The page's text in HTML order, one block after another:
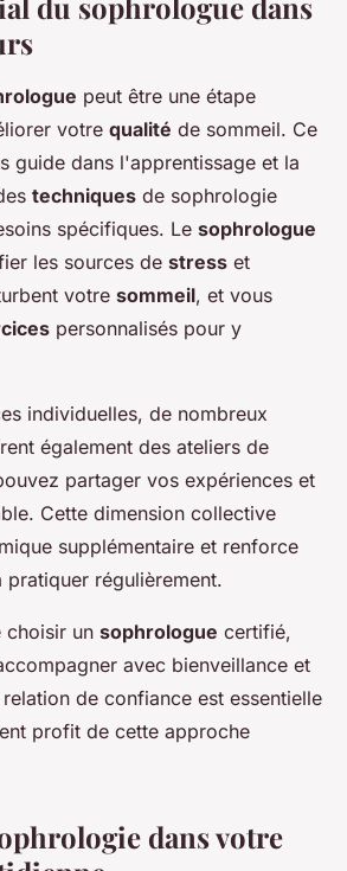
peut être une étape
votre qualité de sommeil. Ce
guide dans l'apprentissage et la
techniques de sophrologie
spécifiques. Le sophrologue
les sources de stress et
votre sommeil, et vous
personnalisés pour y
individuelles, de nombreux
également des ateliers de
partager vos expériences et
Cette dimension collective
supplémentaire et renforce
régulièrement.
choisir un sophrologue certifié,
avec bienveillance et
de confiance est essentielle
profit de cette approche
dans votre